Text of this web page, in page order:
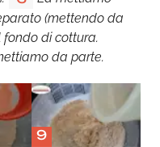
(mettendo da
di cottura.
da parte.
9